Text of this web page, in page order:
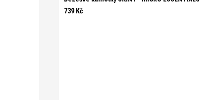
739 Kč